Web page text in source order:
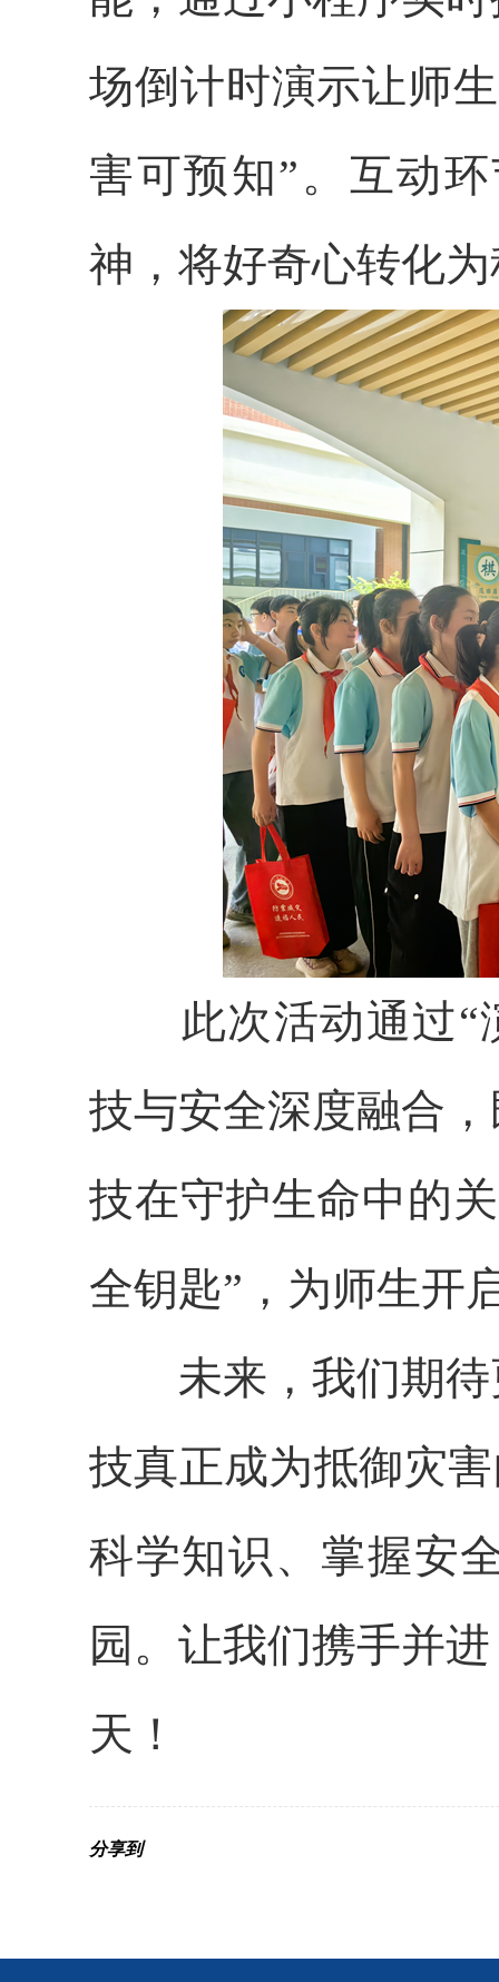
场倒计时演示让师
害可预知”。互动
神，将好奇心转化
此次活动通过“
技与安全深度融合
技在守护生命中的
全钥匙”，为师生开
未来，我们期待
技真正成为抵御灾
科学知识、掌握安
园。让我们携手并
天！
分享到